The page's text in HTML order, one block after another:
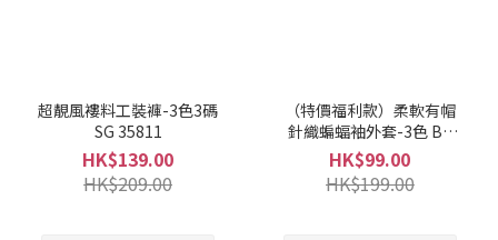
超靚風褸料工裝褲-3色3碼
SG 35811
HK$139.00
HK$209.00
（特價福利款）柔軟有帽
針織蝙蝠袖外套-3色 BE
36792
HK$99.00
HK$199.00